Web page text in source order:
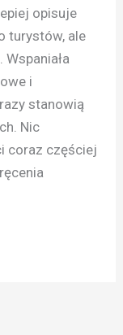
opisuje
turystów, ale
i
stanowią
Nic
coraz częściej